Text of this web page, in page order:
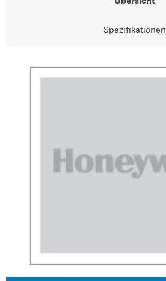
Spezifikationen